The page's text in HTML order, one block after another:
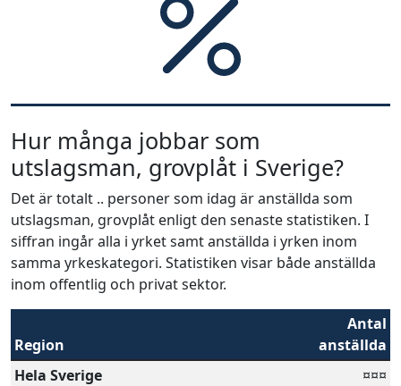
Hur många jobbar som
utslagsman, grovplåt i Sverige?
Det är totalt .. personer som idag är anställda som
utslagsman, grovplåt enligt den senaste statistiken. I
siffran ingår alla i yrket samt anställda i yrken inom
samma yrkeskategori. Statistiken visar både anställda
inom offentlig och privat sektor.
Region
Antal
anställda
Hela Sverige
¤¤¤